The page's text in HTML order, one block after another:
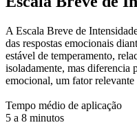
A Escala Breve de
das respostas emocionais
estável de temperamento,
isoladamente, mas diferencia
emocional, um fator relevante
Tempo médio de aplicação
5 a 8 minutos